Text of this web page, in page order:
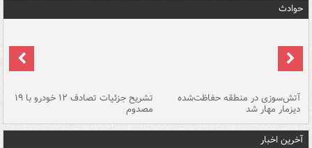
حوادث
آتش‌سوزی در منطقه حفاظت‌شده
دیزمار مهار شد
تشریح جزئیات تصادف ۱۲ خودرو با ۱۹
مصدوم
آخرین اخبار